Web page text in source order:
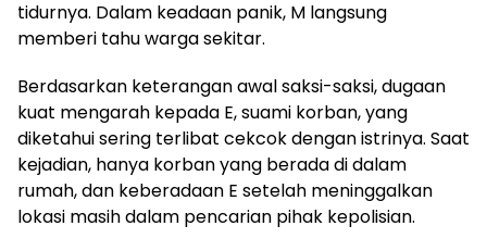
tidurnya. Dalam keadaan panik, M langsung
memberi tahu warga sekitar.
Berdasarkan keterangan awal saksi-saksi, dugaan
kuat mengarah kepada E, suami korban, yang
diketahui sering terlibat cekcok dengan istrinya. Saat
kejadian, hanya korban yang berada di dalam
rumah, dan keberadaan E setelah meninggalkan
lokasi masih dalam pencarian pihak kepolisian.